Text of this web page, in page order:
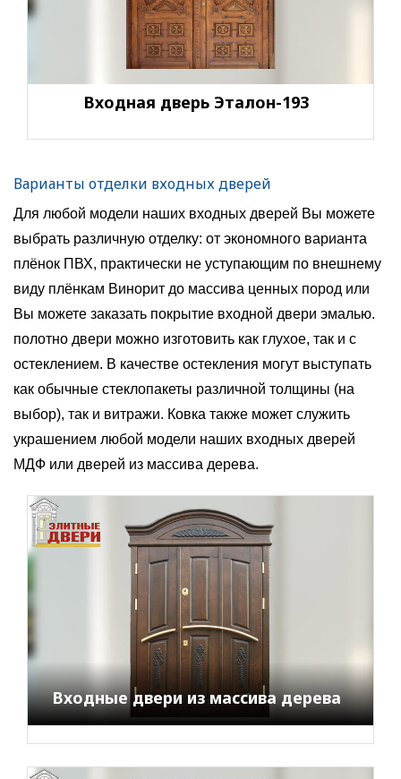
Входная дверь Эталон-193
Варианты отделки входных дверей
Для любой модели наших входных дверей Вы можете
выбрать различную отделку: от экономного варианта
плёнок ПВХ, практически не уступающим по внешнему
виду плёнкам Винорит до массива ценных пород или
Вы можете заказать покрытие входной двери эмалью.
полотно двери можно изготовить как глухое, так и с
остеклением. В качестве остекления могут выступать
как обычные стеклопакеты различной толщины (на
выбор), так и витражи. Ковка также может служить
украшением любой модели наших входных дверей
МДФ или дверей из массива дерева.
Входные двери из массива дерева